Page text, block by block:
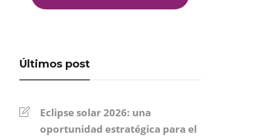
Últimos post
Eclipse solar 2026: una
oportunidad estratégica para el